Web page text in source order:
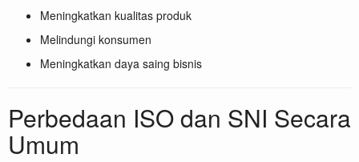
Meningkatkan kualitas produk
Melindungi konsumen
Meningkatkan daya saing bisnis
Perbedaan ISO dan SNI Secara
Umum